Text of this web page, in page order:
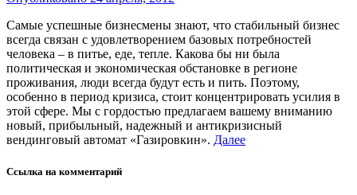
Самые успешные бизнесмены знают, что стабильный бизнес
всегда связан с удовлетворением базовых потребностей
человека – в питье, еде, тепле. Какова бы ни была
политическая и экономическая обстановке в регионе
проживания, люди всегда будут есть и пить. Поэтому,
особенно в период кризиса, стоит концентрировать усилия в
этой сфере. Мы с гордостью предлагаем вашему вниманию
новый, прибыльный, надежный и антикризисный
вендинговый автомат «Газировкин». Далее
Ссылка на комментарий